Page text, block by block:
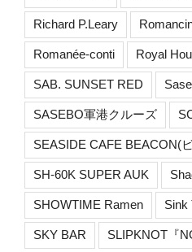
Richard P.Leary
Romanée-conti Royal
SAB. SUNSET RED
SASEBO軍港クルーズ
SEASIDE CAFE BEACON(
SH-60K SUPER AUK
SHOWTIME Ramen Sink
SKY BAR SLIPKNOT『